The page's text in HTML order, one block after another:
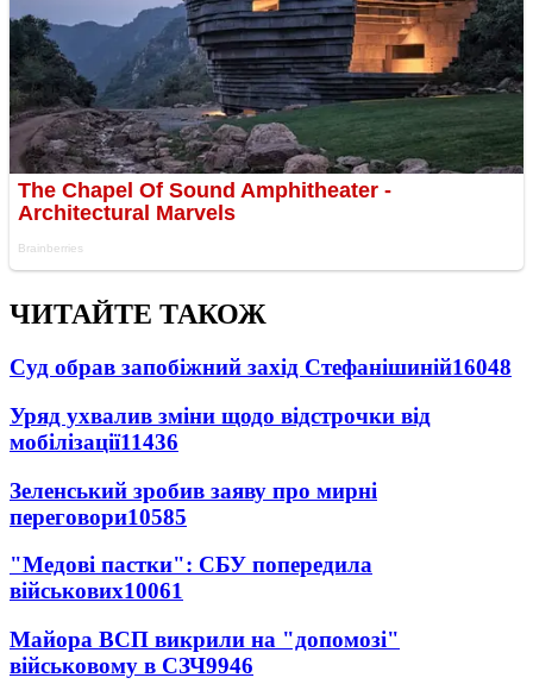
ЧИТАЙТЕ ТАКОЖ
Суд обрав запобіжний захід Стефанішиній16048
Уряд ухвалив зміни щодо відстрочки від
мобілізації11436
Зеленський зробив заяву про мирні
переговори10585
"Медові пастки": СБУ попередила
військових10061
Майора ВСП викрили на "допомозі"
військовому в СЗЧ9946